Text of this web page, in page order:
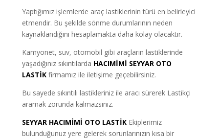
Yaptığımız işlemlerde araç lastiklerinin türü en belirleyici
etmendir. Bu şekilde sönme durumlarının neden
kaynaklandığını hesaplamakta daha kolay olacaktır.
Kamyonet, suv, otomobil gibi araçların lastiklerinde
yaşadığınız sıkıntılarda HACIMİMİ SEYYAR OTO
LASTİKfirmamız ile iletişime geçebilirsiniz.
Bu sayede sıkıntılı lastikleriniz ile aracı sürerek Lastikçi
aramak zorunda kalmazsınız.
SEYYAR HACIMİMİ OTO LASTİKEkiplerimiz
bulunduğunuz yere gelerek sorunlarınızın kısa bir